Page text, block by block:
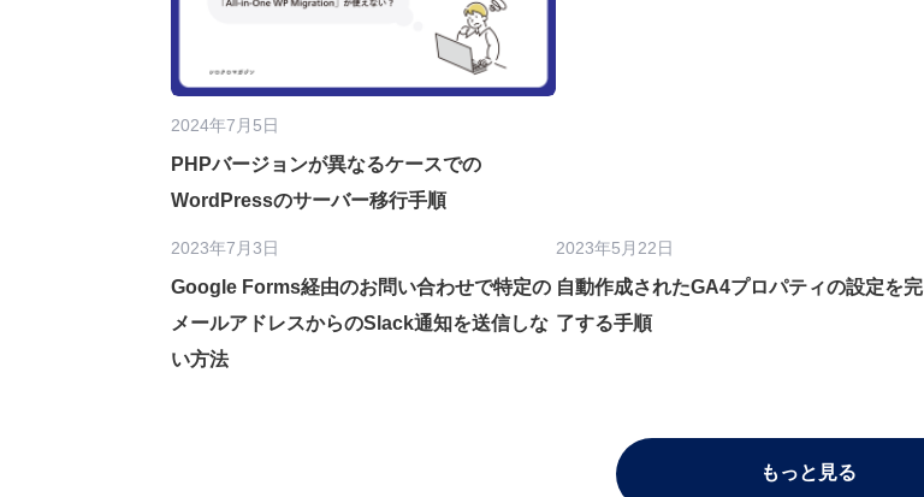
2024年7月5日
PHPバージョンが異なるケースでの
WordPressのサーバー移行手順
2023年7月3日
Google Forms経由のお問い合わせで特定の
メールアドレスからのSlack通知を送信しな
い方法
2023年5月22日
自動作成されたGA4プロパティの設定を完
了する手順
もっと見る